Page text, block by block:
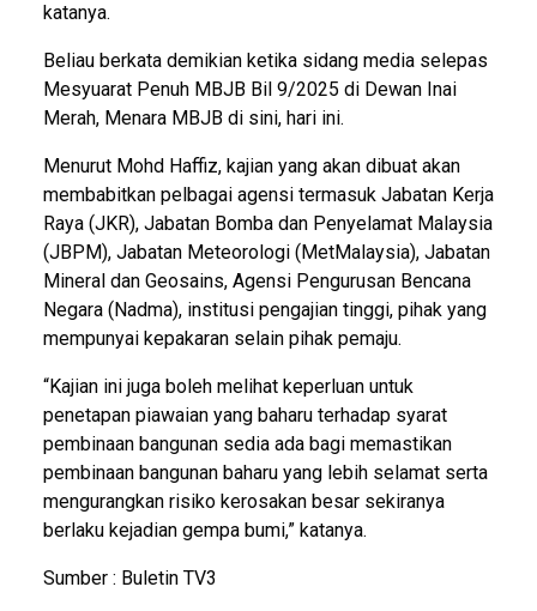
katanya.
Beliau berkata demikian ketika sidang media selepas
Mesyuarat Penuh MBJB Bil 9/2025 di Dewan Inai
Merah, Menara MBJB di sini, hari ini.
Menurut Mohd Haffiz, kajian yang akan dibuat akan
membabitkan pelbagai agensi termasuk Jabatan Kerja
Raya (JKR), Jabatan Bomba dan Penyelamat Malaysia
(JBPM), Jabatan Meteorologi (MetMalaysia), Jabatan
Mineral dan Geosains, Agensi Pengurusan Bencana
Negara (Nadma), institusi pengajian tinggi, pihak yang
mempunyai kepakaran selain pihak pemaju.
“Kajian ini juga boleh melihat keperluan untuk
penetapan piawaian yang baharu terhadap syarat
pembinaan bangunan sedia ada bagi memastikan
pembinaan bangunan baharu yang lebih selamat serta
mengurangkan risiko kerosakan besar sekiranya
berlaku kejadian gempa bumi,” katanya.
Sumber : Buletin TV3